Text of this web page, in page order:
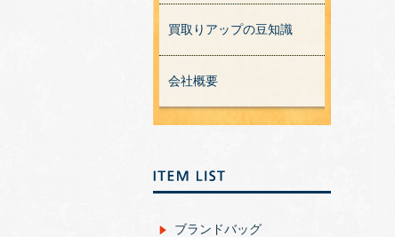
買取りアップの豆知識
会社概要
ブランドバッグ